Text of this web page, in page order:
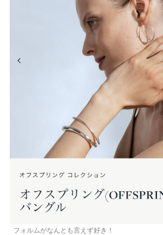
フォルムがなんとも言えず好き！